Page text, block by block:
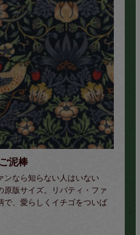
泥棒
ンなら知らない人はいない
原版サイズ。リバティ・ファ
で、愛らしくイチゴをついば